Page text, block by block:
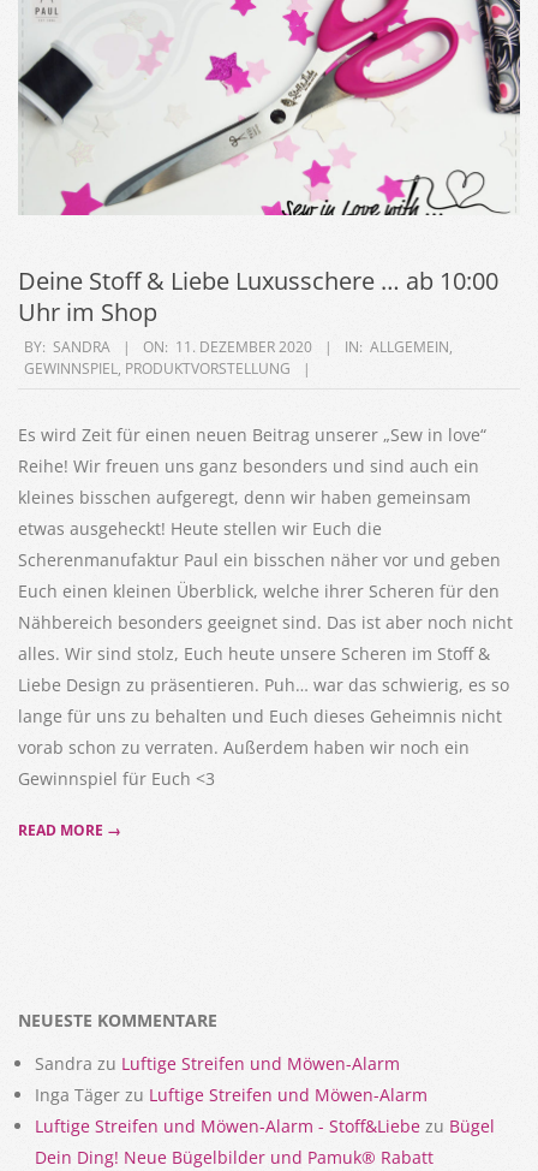
Deine Stoff & Liebe Luxusschere … ab 10:00
Uhr im Shop
2020-
12-
BY: SANDRA ON: 11. DEZEMBER 2020 IN: ALLGEMEIN,
GEWINNSPIEL, PRODUKTVORSTELLUNG
Es wird Zeit für einen neuen Beitrag unserer „Sew in love“
Reihe! Wir freuen uns ganz besonders und sind auch ein
kleines bisschen aufgeregt, denn wir haben gemeinsam
etwas ausgeheckt! Heute stellen wir Euch die
Scherenmanufaktur Paul ein bisschen näher vor und geben
Euch einen kleinen Überblick, welche ihrer Scheren für den
Nähbereich besonders geeignet sind. Das ist aber noch nicht
alles. Wir sind stolz, Euch heute unsere Scheren im Stoff &
Liebe Design zu präsentieren. Puh… war das schwierig, es so
lange für uns zu behalten und Euch dieses Geheimnis nicht
vorab schon zu verraten. Außerdem haben wir noch ein
Gewinnspiel für Euch <3
READ MORE →
NEUESTE KOMMENTARE
Sandra zu Luftige Streifen und Möwen-Alarm
Inga Täger zu Luftige Streifen und Möwen-Alarm
Luftige Streifen und Möwen-Alarm - Stoff&Liebe zu Bügel
Dein Ding! Neue Bügelbilder und Pamuk® Rabatt